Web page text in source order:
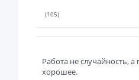
(105)
Работа не случайность,
хорошее.